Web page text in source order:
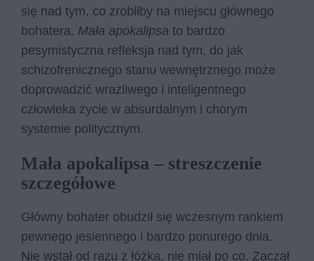
się nad tym, co zrobiłby na miejscu głównego
bohatera. Mała apokalipsa to bardzo
pesymistyczna refleksja nad tym, do jak
schizofrenicznego stanu wewnętrznego może
doprowadzić wrażliwego i inteligentnego
człowieka życie w absurdalnym i chorym
systemie politycznym.
Mała apokalipsa – streszczenie
szczegółowe
Główny bohater obudził się wczesnym rankiem
pewnego jesiennego i bardzo ponurego dnia.
Nie wstał od razu z łóżka, nie miał po co. Zaczął